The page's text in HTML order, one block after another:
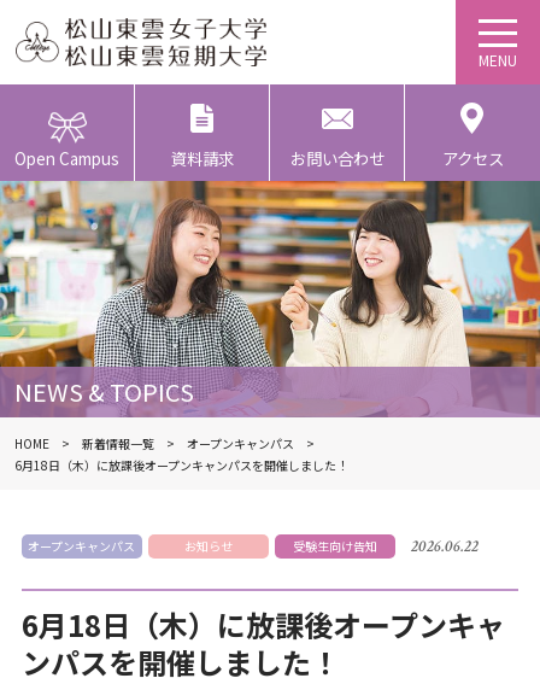
Open Campus 資料請求 お問い合わせ アクセス
NEWS & TOPICS
HOME 新着情報一覧
オープンキャンパス
6月18日（木）に放課後オープンキャンパスを開催しました！
オープンキャンパス お知らせ 受験生向け告知 2026.06.22
6月18日（木）に放課後オープンキャ
ンパスを開催しました！